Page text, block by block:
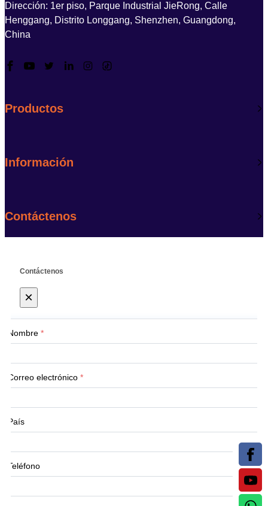
Dirección: 1er piso, Parque Industrial JieRong, Calle
Henggang, Distrito Longgang, Shenzhen, Guangdong,
China
Productos
Información
Contáctenos
Contáctenos
×
Nombre *
Correo electrónico *
País
Teléfono